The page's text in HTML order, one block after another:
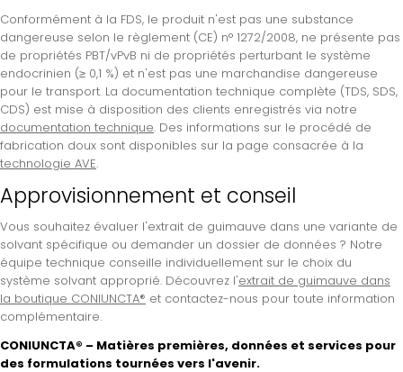
Conformément à la FDS, le produit n'est pas une substance
dangereuse selon le règlement (CE) n° 1272/2008, ne présente pas
de propriétés PBT/vPvB ni de propriétés perturbant le système
endocrinien (≥ 0,1 %) et n'est pas une marchandise dangereuse
pour le transport. La documentation technique complète (TDS, SDS,
CDS) est mise à disposition des clients enregistrés via notre
documentation technique. Des informations sur le procédé de
fabrication doux sont disponibles sur la page consacrée à la
technologie AVE.
Approvisionnement et conseil
Vous souhaitez évaluer l'extrait de guimauve dans une variante de
solvant spécifique ou demander un dossier de données ? Notre
équipe technique conseille individuellement sur le choix du
système solvant approprié. Découvrez l'extrait de guimauve dans
la boutique CONIUNCTA® et contactez-nous pour toute information
complémentaire.
CONIUNCTA® – Matières premières, données et services pour
des formulations tournées vers l'avenir.